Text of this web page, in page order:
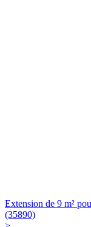
Extension de 9 m²
(35890)